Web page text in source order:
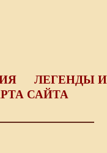
ЛЕГЕНДЫ И
САЙТА